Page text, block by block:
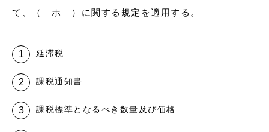
て、（ ホ ）に関する規定を適用する。
延滞税
課税通知書
課税標準となるべき数量及び価格